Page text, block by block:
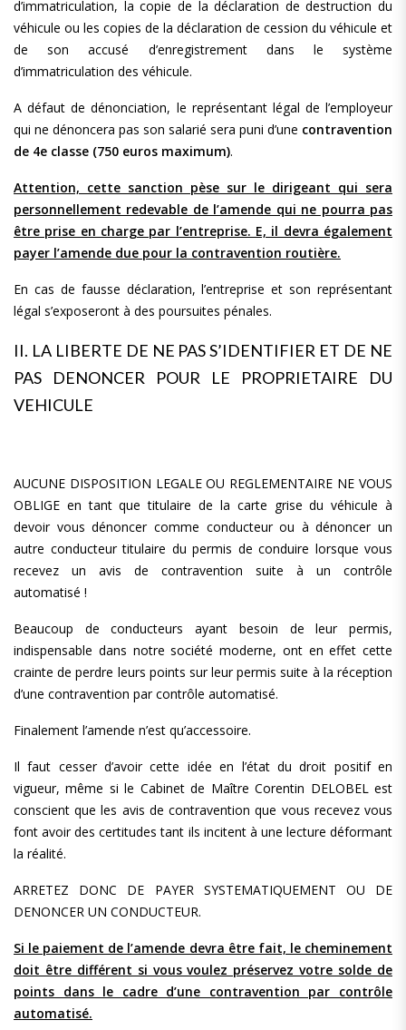
d’immatriculation, la copie de la déclaration de destruction du
véhicule ou les copies de la déclaration de cession du véhicule et
de son accusé d’enregistrement dans le système
d’immatriculation des véhicule.
A défaut de dénonciation, le représentant légal de l’employeur
qui ne dénoncera pas son salarié sera puni d’une contravention
de 4e classe (750 euros maximum).
Attention, cette sanction pèse sur le dirigeant qui sera
personnellement redevable de l’amende qui ne pourra pas
être prise en charge par l’entreprise. E, il devra également
payer l’amende due pour la contravention routière.
En cas de fausse déclaration, l’entreprise et son représentant
légal s’exposeront à des poursuites pénales.
II. LA LIBERTE DE NE PAS S’IDENTIFIER ET DE NE
PAS DENONCER POUR LE PROPRIETAIRE DU
VEHICULE
AUCUNE DISPOSITION LEGALE OU REGLEMENTAIRE NE VOUS
OBLIGE en tant que titulaire de la carte grise du véhicule à
devoir vous dénoncer comme conducteur ou à dénoncer un
autre conducteur titulaire du permis de conduire lorsque vous
recevez un avis de contravention suite à un contrôle
automatisé !
Beaucoup de conducteurs ayant besoin de leur permis,
indispensable dans notre société moderne, ont en effet cette
crainte de perdre leurs points sur leur permis suite à la réception
d’une contravention par contrôle automatisé.
Finalement l’amende n’est qu’accessoire.
Il faut cesser d’avoir cette idée en l’état du droit positif en
vigueur, même si le Cabinet de Maître Corentin DELOBEL est
conscient que les avis de contravention que vous recevez vous
font avoir des certitudes tant ils incitent à une lecture déformant
la réalité.
ARRETEZ DONC DE PAYER SYSTEMATIQUEMENT OU DE
DENONCER UN CONDUCTEUR.
Si le paiement de l’amende devra être fait, le cheminement
doit être différent si vous voulez préservez votre solde de
points dans le cadre d’une contravention par contrôle
automatisé.